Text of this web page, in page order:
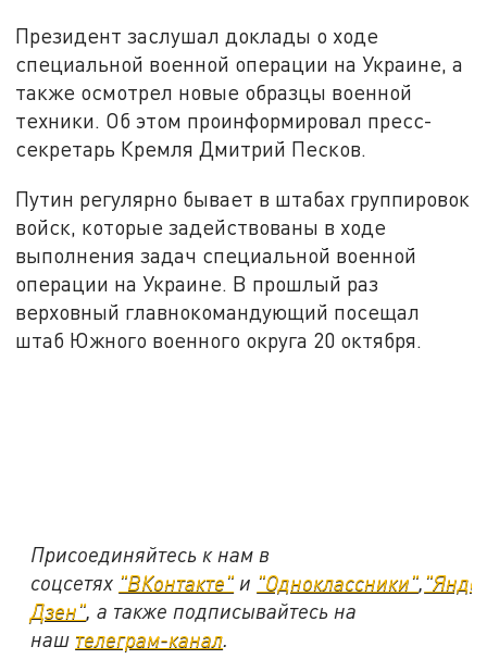
Президент заслушал доклады о ходе
специальной военной операции на Украине, а
также осмотрел новые образцы военной
техники. Об этом проинформировал пресс-
секретарь Кремля Дмитрий Песков.
Путин регулярно бывает в штабах группировок
войск, которые задействованы в ходе
выполнения задач специальной военной
операции на Украине. В прошлый раз
верховный главнокомандующий посещал
штаб Южного военного округа 20 октября.
Присоединяйтесь к нам в
соцсетях "ВКонтакте" и "Одноклассники",
Дзен", а также подписывайтесь на
наш телеграм-канал.